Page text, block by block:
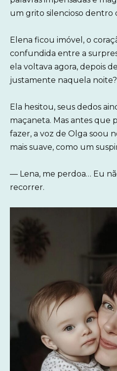
um grito silencioso dentro
Elena ficou imóvel, o
confundida entre a
ela voltava agora, depois
justamente naquela noite?
Ela hesitou, seus dedos
maçaneta. Mas antes que
fazer, a voz de Olga soou
mais suave, como um
— Lena, me perdoa… Eu
recorrer.